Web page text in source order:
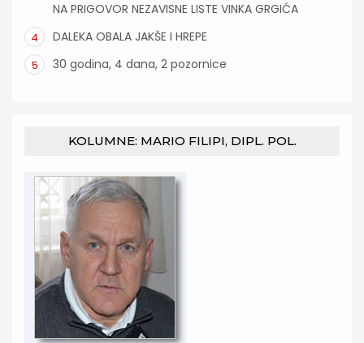
NA PRIGOVOR NEZAVISNE LISTE VINKA GRGIĆA
4 DALEKA OBALA JAKŠE I HREPE
5 30 godina, 4 dana, 2 pozornice
KOLUMNE: MARIO FILIPI, DIPL. POL.